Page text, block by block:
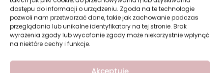
dostępu do informacji o urządzeniu. Zgoda na te technologie
pozwoli nam przetwarzać dane, takie jak zachowanie podczas
przeglądania lub unikalne identyfikatory na tej stronie. Brak
wyrażenia zgody lub wycofanie zgody może niekorzystnie wpłynąć
na niektóre cechy i funkcje.
Błyszczyk do ust z
drobinkami Revers
10,99zł
Błyszczyk do ust z
10,99zł